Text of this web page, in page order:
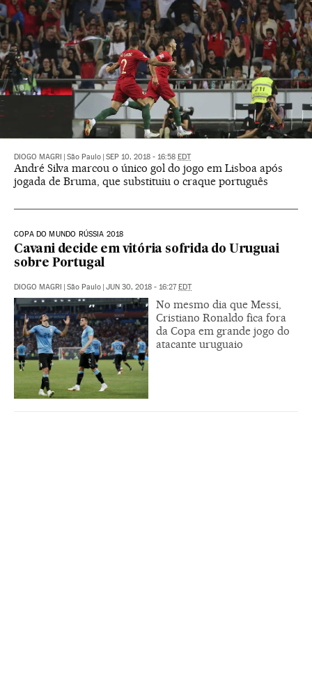
DIOGO MAGRI São Paulo SEP 10, 2018 - 16:58 EDT
André Silva marcou o único gol do jogo em Lisboa após
jogada de Bruma, que substituiu o craque português
COPA DO MUNDO RÚSSIA 2018
Cavani decide em vitória sofrida do Uruguai
sobre Portugal
DIOGO MAGRI São Paulo JUN 30, 2018 - 16:27 EDT
No mesmo dia que Messi,
Cristiano Ronaldo fica fora
da Copa em grande jogo do
atacante uruguaio